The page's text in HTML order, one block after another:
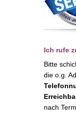
Ich rufe
Bitte
die o.g.
nach